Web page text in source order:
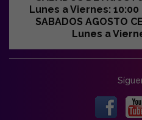
Lunes a Viernes: 10:00
SABADOS AGOSTO
Lunes a